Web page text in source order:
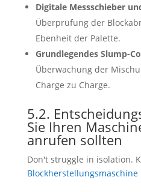
Digitale Messschieber
Überprüfung der
Ebenheit der Palette.
Grundlegendes Slump-
Überwachung der
Charge zu Charge.
5.2.
Sie Ihren
anrufen sollten
Don't struggle in isolation.
Blockherstellungsmaschine